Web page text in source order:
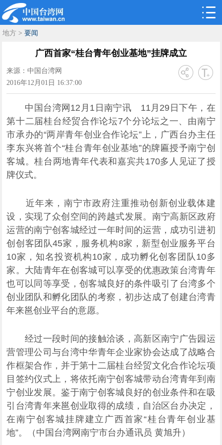
地方 > 要闻
广西首家“桂台青年创业基地”挂牌成立
2016年12月01日 16:37:00
来源：中国台湾网
中国台湾网12月1日南宁讯 11月29日下午，在
第十二届桂台经贸合作论坛7个分论坛之一、由南宁
市承办的“两岸青年创业合作论坛”上，广西台办主任
李东兴将首个“桂台青年创业基地”的牌匾授予南宁创
客城。桂台两地青年代表和嘉宾共170多人见证了授
牌仪式。
近年来，南宁市政府注重推动创新创业载体建
设，实现了众创空间的跨越式发展。南宁高新区政府
运营的南宁创客城经过一年时间的运营，成功引进初
创创客团队45家，服务机构8家，新型创业服务平台
10家，知名投资机构10家，成功孵化创客团队10多
家。大陆青年在创客城可以享受的优惠政策台湾青年
也可以同等享受，创客城良好的条件吸引了台湾多个
创业团队和孵化团队的考察，初步达成了创建台湾青
年来邕创业平台的意愿。
经过一段时间的接触洽谈，高新区南宁广告园运
营管理公司与台湾中华青年企业家协会达成了战略合
作框架合作，并于第十二届桂台经贸文化合作论坛项
目签约仪式上，将依托南宁创客城带动台湾青年到南
宁创业发展。鉴于南宁创客城良好的创业条件和在吸
引台湾青年来邕创业取得的成绩，自治区台办决定，
在南宁创客城挂牌建立广西首家“桂台青年创业基
地”。（中国台湾网南宁市台办通讯员 黄旭升）